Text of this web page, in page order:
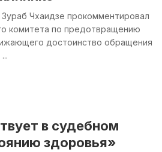
Чхаидзе прокомментировал
комитета по предотвращению
достоинство обращения
в судебном
здоровья»